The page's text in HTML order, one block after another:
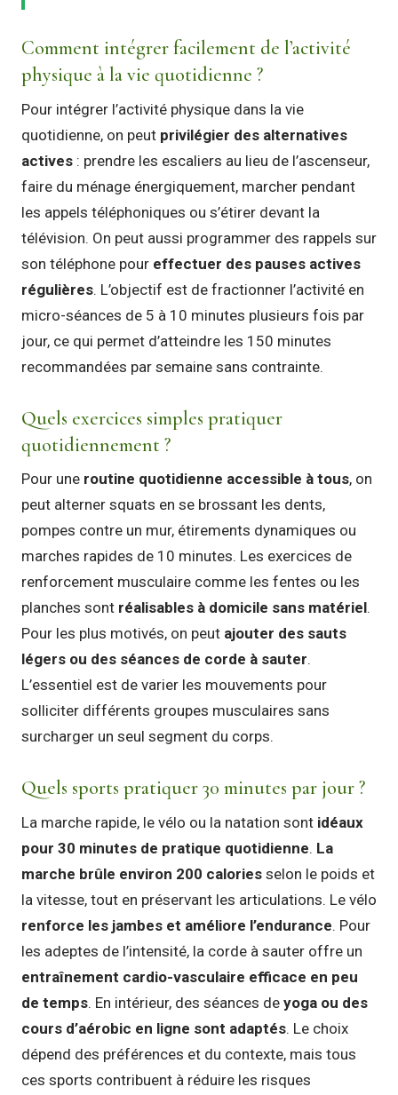
Comment intégrer facilement de l’activité
physique à la vie quotidienne ?
Pour intégrer l’activité physique dans la vie
quotidienne, on peut privilégier des alternatives
actives : prendre les escaliers au lieu de l’ascenseur,
faire du ménage énergiquement, marcher pendant
les appels téléphoniques ou s’étirer devant la
télévision. On peut aussi programmer des rappels sur
son téléphone pour effectuer des pauses actives
régulières. L’objectif est de fractionner l’activité en
micro-séances de 5 à 10 minutes plusieurs fois par
jour, ce qui permet d’atteindre les 150 minutes
recommandées par semaine sans contrainte.
Quels exercices simples pratiquer
quotidiennement ?
Pour une routine quotidienne accessible à tous, on
peut alterner squats en se brossant les dents,
pompes contre un mur, étirements dynamiques ou
marches rapides de 10 minutes. Les exercices de
renforcement musculaire comme les fentes ou les
planches sont réalisables à domicile sans matériel.
Pour les plus motivés, on peut ajouter des sauts
légers ou des séances de corde à sauter.
L’essentiel est de varier les mouvements pour
solliciter différents groupes musculaires sans
surcharger un seul segment du corps.
Quels sports pratiquer 30 minutes par jour ?
La marche rapide, le vélo ou la natation sont idéaux
pour 30 minutes de pratique quotidienne. La
marche brûle environ 200 calories selon le poids et
la vitesse, tout en préservant les articulations. Le vélo
renforce les jambes et améliore l’endurance. Pour
les adeptes de l’intensité, la corde à sauter offre un
entraînement cardio-vasculaire efficace en peu
de temps. En intérieur, des séances de yoga ou des
cours d’aérobic en ligne sont adaptés. Le choix
dépend des préférences et du contexte, mais tous
ces sports contribuent à réduire les risques